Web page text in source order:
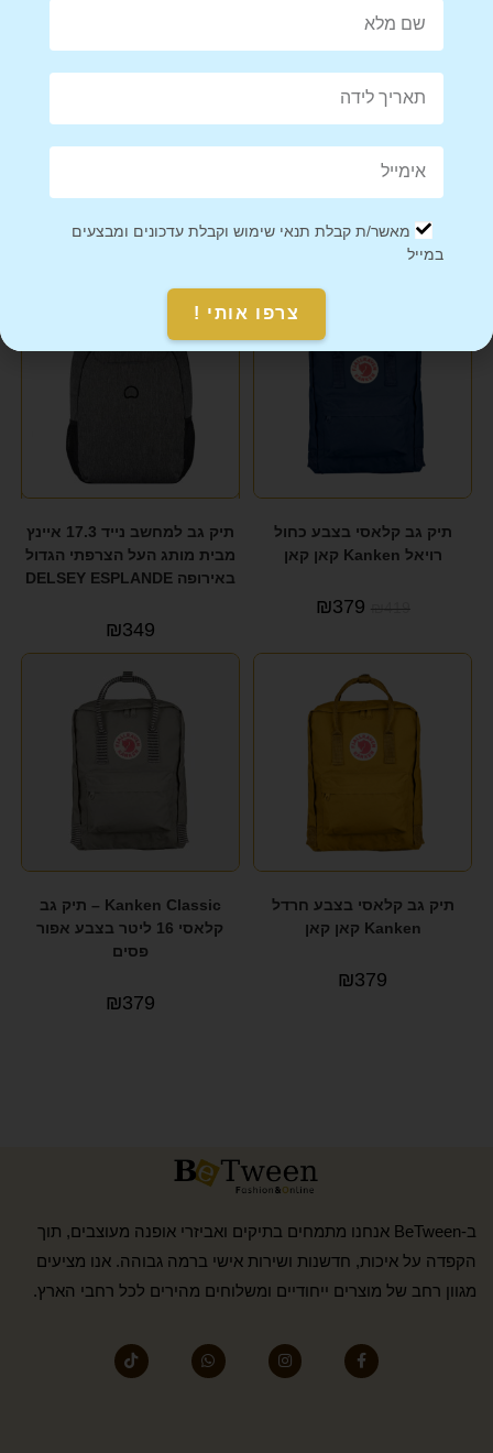
מוצרים קשורים
תיק גב קלאסי בצבע כחול
רויאל Kanken קאן קאן
₪419
₪379
תיק גב למחשב נייד 17.3 איינץ
מבית מותג העל הצרפתי הגדול
באירופה DELSEY ESPLANDE
₪349
תיק גב קלאסי בצבע חרדל
Kanken קאן קאן
₪379
Kanken Classic – תיק גב
קלאסי 16 ליטר בצבע אפור
פסים
₪379
ב-BeTween אנחנו מתמחים בתיקים ואביזרי אופנה מעוצבים, תוך
הקפדה על איכות, חדשנות ושירות אישי ברמה גבוהה. אנו מציעים
מגוון רחב של מוצרים ייחודיים ומשלוחים מהירים לכל רחבי הארץ.
מאשר/ת קבלת תנאי שימוש וקבלת עדכונים ומבצעים
במייל
צרפו אותי !